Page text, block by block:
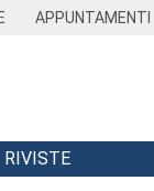
APPUNTAMENTI
RIVISTE